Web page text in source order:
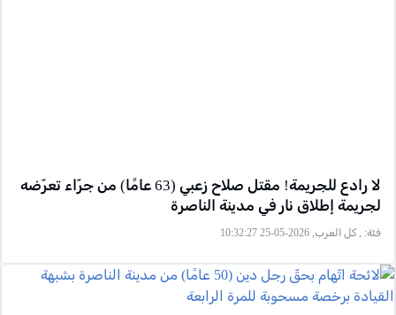
لا رادع للجريمة! مقتل صلاح زعبي (63 عامًا) من جرّاء تعرّضه
لجريمة إطلاق نار في مدينة الناصرة
فئة: , كل العرب, 2026-05-25 10:32:27